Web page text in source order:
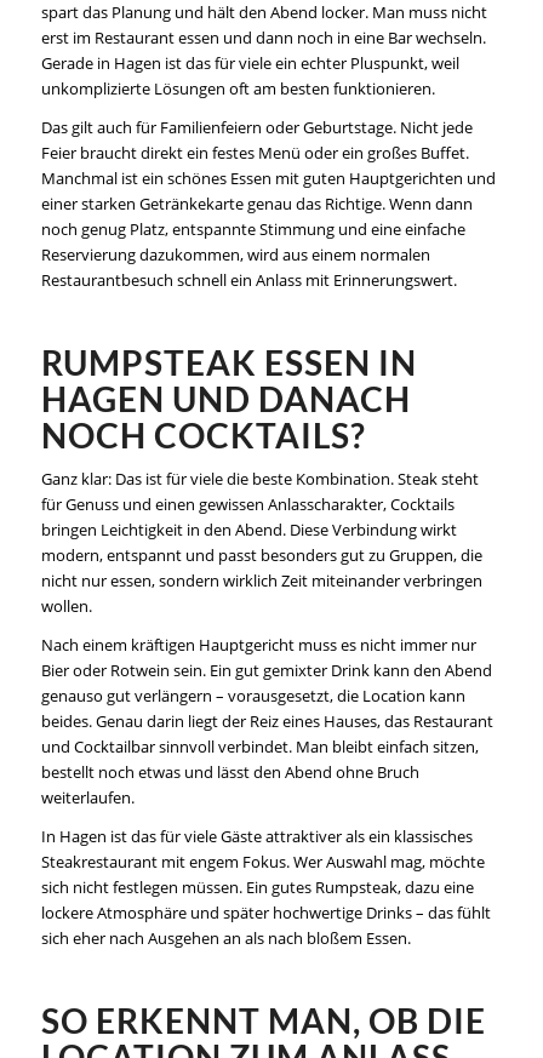
spart das Planung und hält den Abend locker. Man muss nicht
erst im Restaurant essen und dann noch in eine Bar wechseln.
Gerade in Hagen ist das für viele ein echter Pluspunkt, weil
unkomplizierte Lösungen oft am besten funktionieren.
Das gilt auch für Familienfeiern oder Geburtstage. Nicht jede
Feier braucht direkt ein festes Menü oder ein großes Buffet.
Manchmal ist ein schönes Essen mit guten Hauptgerichten und
einer starken Getränkekarte genau das Richtige. Wenn dann
noch genug Platz, entspannte Stimmung und eine einfache
Reservierung dazukommen, wird aus einem normalen
Restaurantbesuch schnell ein Anlass mit Erinnerungswert.
RUMPSTEAK ESSEN IN
HAGEN UND DANACH
NOCH COCKTAILS?
Ganz klar: Das ist für viele die beste Kombination. Steak steht
für Genuss und einen gewissen Anlasscharakter, Cocktails
bringen Leichtigkeit in den Abend. Diese Verbindung wirkt
modern, entspannt und passt besonders gut zu Gruppen, die
nicht nur essen, sondern wirklich Zeit miteinander verbringen
wollen.
Nach einem kräftigen Hauptgericht muss es nicht immer nur
Bier oder Rotwein sein. Ein gut gemixter Drink kann den Abend
genauso gut verlängern – vorausgesetzt, die Location kann
beides. Genau darin liegt der Reiz eines Hauses, das Restaurant
und Cocktailbar sinnvoll verbindet. Man bleibt einfach sitzen,
bestellt noch etwas und lässt den Abend ohne Bruch
weiterlaufen.
In Hagen ist das für viele Gäste attraktiver als ein klassisches
Steakrestaurant mit engem Fokus. Wer Auswahl mag, möchte
sich nicht festlegen müssen. Ein gutes Rumpsteak, dazu eine
lockere Atmosphäre und später hochwertige Drinks – das fühlt
sich eher nach Ausgehen an als nach bloßem Essen.
SO ERKENNT MAN, OB DIE